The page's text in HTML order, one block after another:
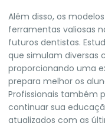
Além disso, os
ferramentas valiosas
futuros dentistas.
que simulam diversas
proporcionando uma
prepara melhor os
Profissionais também
continuar sua
atualizados com as